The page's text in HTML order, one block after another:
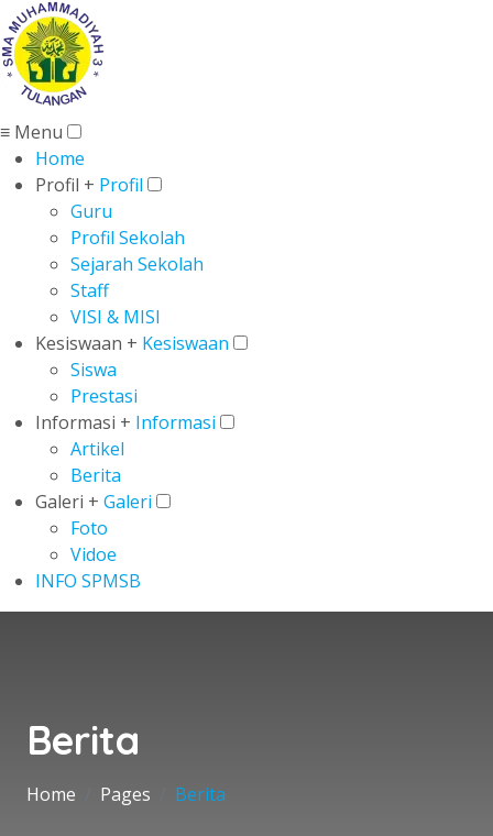
≡ Menu
Home
Profil + Profil
Guru
Profil Sekolah
Sejarah Sekolah
Staff
VISI & MISI
Kesiswaan + Kesiswaan
Siswa
Prestasi
Informasi + Informasi
Artikel
Berita
Galeri + Galeri
Foto
Vidoe
INFO SPMSB
Berita
Home Pages Berita